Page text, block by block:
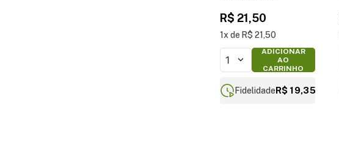
R$ 21 ,50
1 R$ 21 ,50
1
ADICIONAR
AO
CARRINHO
FidelidadeR$ 19,35